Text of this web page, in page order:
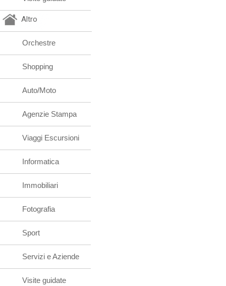
Altro
Orchestre
Shopping
Auto/Moto
Agenzie Stampa
Viaggi Escursioni
Informatica
Immobiliari
Fotografia
Sport
Servizi e Aziende
Visite guidate